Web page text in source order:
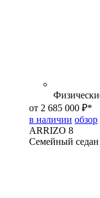
от 2 685 000 ₽*
в наличии обзор
ARRIZO 8
Семейный седан